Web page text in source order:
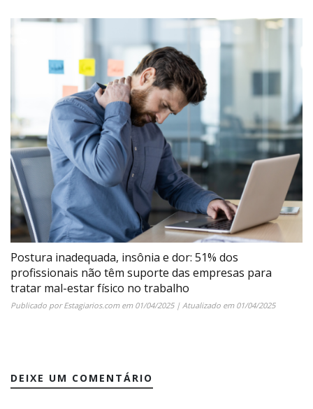
Postura inadequada, insônia e dor: 51% dos
profissionais não têm suporte das empresas para
tratar mal-estar físico no trabalho
Publicado porEstagiarios.comem 01/04/2025| Atualizado em 01/04/2025
DEIXE UM COMENTÁRIO